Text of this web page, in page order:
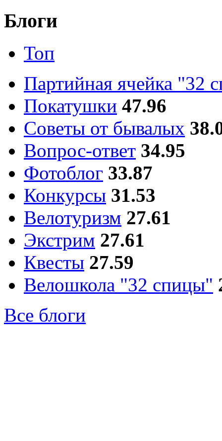
Блоги
Топ
Партийная ячейка "32
Покатушки 47.96
Советы от бывалых
Вопрос-ответ 34.95
Фотоблог 33.87
Конкурсы 31.53
Велотуризм 27.61
Экстрим 27.61
Квесты 27.59
Велошкола "32 спицы"
Все блоги